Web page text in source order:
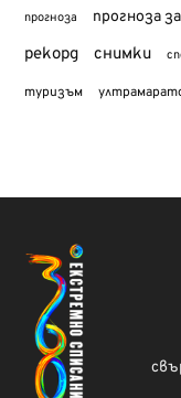
прогноза прогноза
рекорд снимки
туризъм